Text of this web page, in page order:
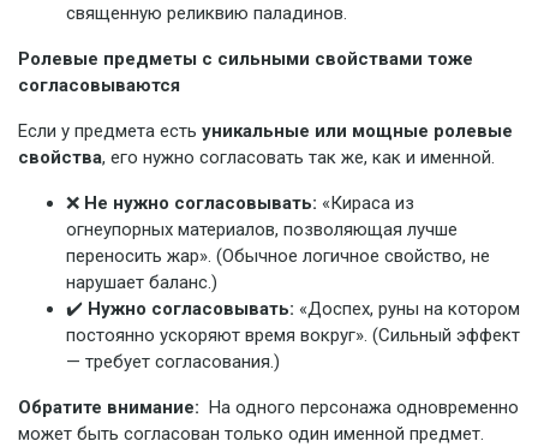
священную реликвию паладинов.
Ролевые предметы с сильными свойствами тоже
согласовываются
Если у предмета есть уникальные или мощные ролевые
свойства, его нужно согласовать так же, как и именной.
❌ Не нужно согласовывать: «Кираса из
огнеупорных материалов, позволяющая лучше
переносить жар». (Обычное логичное свойство, не
нарушает баланс.)
✔️ Нужно согласовывать: «Доспех, руны на котором
постоянно ускоряют время вокруг». (Сильный эффект
— требует согласования.)
Обратите внимание: На одного персонажа одновременно
может быть согласован только один именной предмет.